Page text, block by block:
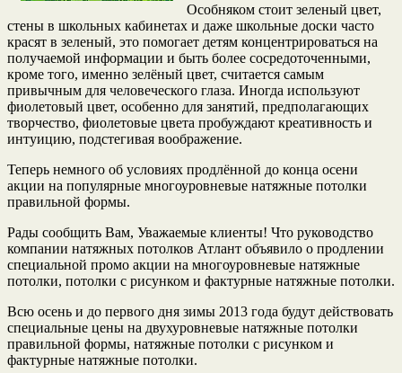
Особняком стоит зеленый цвет,
стены в школьных кабинетах и даже школьные доски часто
красят в зеленый, это помогает детям концентрироваться на
получаемой информации и быть более сосредоточенными,
кроме того, именно зелёный цвет, считается самым
привычным для человеческого глаза. Иногда используют
фиолетовый цвет, особенно для занятий, предполагающих
творчество, фиолетовые цвета пробуждают креативность и
интуицию, подстегивая воображение.
Теперь немного об условиях продлённой до конца осени
акции на популярные многоуровневые натяжные потолки
правильной формы.
Рады сообщить Вам, Уважаемые клиенты! Что руководство
компании натяжных потолков Атлант объявило о продлении
специальной промо акции на многоуровневые натяжные
потолки, потолки с рисунком и фактурные натяжные потолки.
Всю осень и до первого дня зимы 2013 года будут действовать
специальные цены на двухуровневые натяжные потолки
правильной формы, натяжные потолки с рисунком и
фактурные натяжные потолки.